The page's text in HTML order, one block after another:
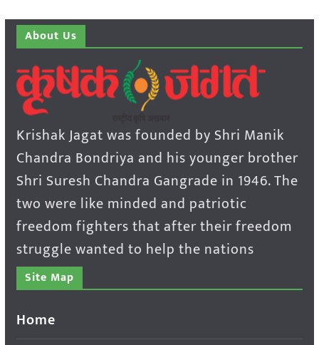
About Us
Krishak Jagat was founded by Shri Manik
Chandra Bondriya and his younger brother
Shri Suresh Chandra Gangrade in 1946. The
two were like minded and patriotic
freedom fighters that after their freedom
struggle wanted to help the nations
Site Map
Home